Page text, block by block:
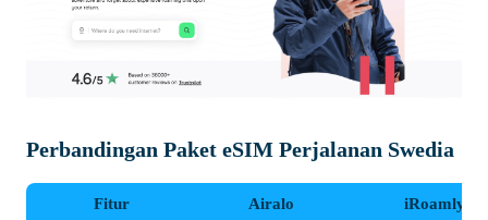
Perbandingan Paket eSIM Perjalanan Swedia
Fitur Airalo iRoamly